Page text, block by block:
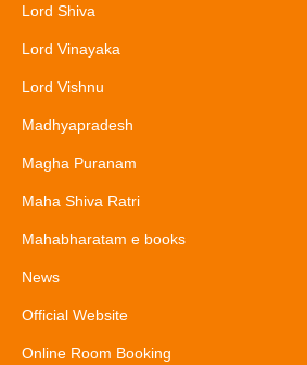
Lord Shiva
Lord Vinayaka
Lord Vishnu
Madhyapradesh
Magha Puranam
Maha Shiva Ratri
Mahabharatam e books
News
Official Website
Online Room Booking